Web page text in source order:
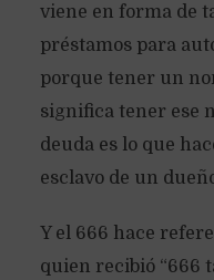
viene en forma de
préstamos para
porque tener un
significa tener ese
deuda es lo que
esclavo de un
Y el 666 hace
quien recibió “666